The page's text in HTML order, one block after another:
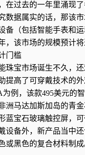
在过去的一年里涌现
数据属实的话，那该市
备（包括智能手表和
，该市场的规模预计将
门槛
珠宝市场诞生不久，
提高了可穿戴技术的外
为例，该款495美元的
洲马达加斯加岛的青
蓝宝石玻璃触控屏，
设备外，新产品当中
或黑色的复合材料制